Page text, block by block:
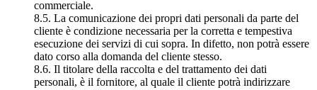
commerciale.
8.5. La comunicazione dei propri dati personali da parte del
cliente è condizione necessaria per la corretta e tempestiva
esecuzione dei servizi di cui sopra. In difetto, non potrà essere
dato corso alla domanda del cliente stesso.
8.6. Il titolare della raccolta e del trattamento dei dati
personali, è il fornitore, al quale il cliente potrà indirizzare